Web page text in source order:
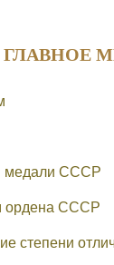
ГЛАВНОЕ
медали СССР
ордена СССР
степени